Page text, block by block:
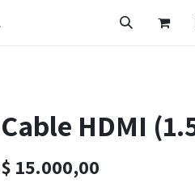
Cable HDMI
$ 15.000,00